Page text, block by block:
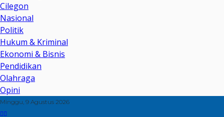
Cilegon
Nasional
Politik
Hukum & Kriminal
Ekonomi & Bisnis
Pendidikan
Olahraga
Opini
Minggu, 9 Agustus 2026